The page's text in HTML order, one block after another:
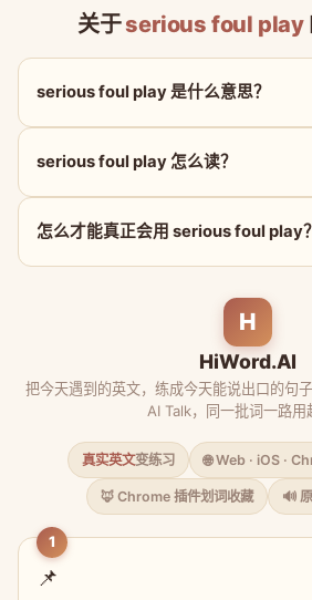
关于serious foul play
serious foul play 是什么意思？
serious foul play 怎么读？
怎么才能真正会用 serious foul play？
H
HiWord.AI
把今天遇到的英文，练成今天能说出口的句
AI Talk，同一批词一路用
真实英文变练习 🌐 Web · iOS ·
🦊 Chrome 插件划词收藏 🔊
1
📌